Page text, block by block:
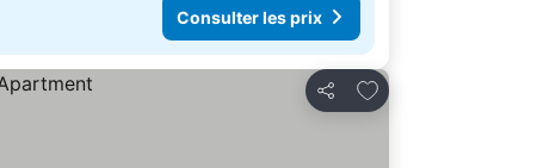
Consulter les prix
Partager
Ajouter à mes favoris